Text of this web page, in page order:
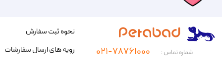
شماره تماس : ۰۲۱-۷۸۷۶۱۰۰۰
نحوه ثبت سفارش
رویه های ارسال سفارشات